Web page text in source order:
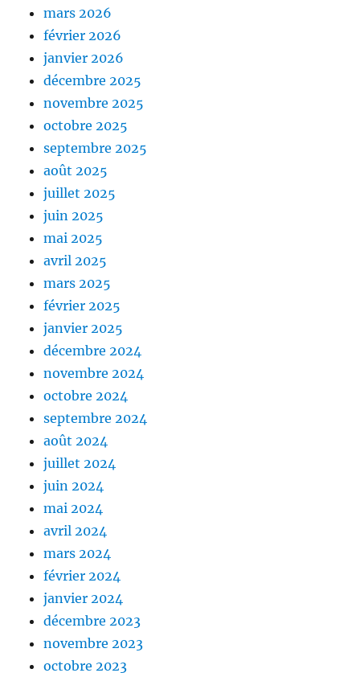
mars 2026
février 2026
janvier 2026
décembre 2025
novembre 2025
octobre 2025
septembre 2025
août 2025
juillet 2025
juin 2025
mai 2025
avril 2025
mars 2025
février 2025
janvier 2025
décembre 2024
novembre 2024
octobre 2024
septembre 2024
août 2024
juillet 2024
juin 2024
mai 2024
avril 2024
mars 2024
février 2024
janvier 2024
décembre 2023
novembre 2023
octobre 2023